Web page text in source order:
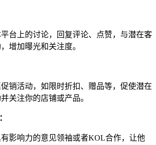
台上的讨论，回复评论、点赞，与潜在客
增加曝光和关注度。
销活动，如限时折扣、赠品等，促使潜在
关注你的店铺或产品。
影响力的意见领袖或者KOL合作，让他